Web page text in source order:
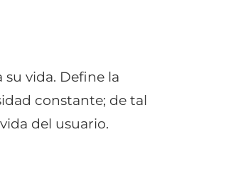
vida. Define la
constante; de tal
del usuario.